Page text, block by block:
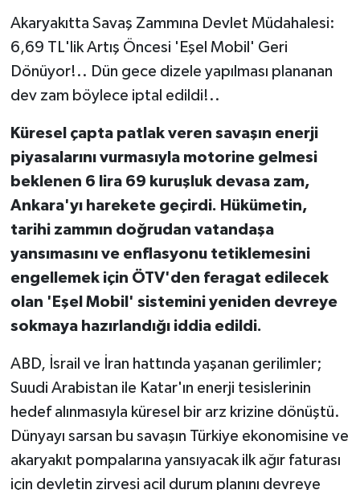
Akaryakıtta Savaş Zammına Devlet Müdahalesi:
6,69 TL'lik Artış Öncesi 'Eşel Mobil' Geri
Dönüyor!.. Dün gece dizele yapılması plananan
dev zam böylece iptal edildi!..
Küresel çapta patlak veren savaşın enerji
piyasalarını vurmasıyla motorine gelmesi
beklenen 6 lira 69 kuruşluk devasa zam,
Ankara'yı harekete geçirdi. Hükümetin,
tarihi zammın doğrudan vatandaşa
yansımasını ve enflasyonu tetiklemesini
engellemek için ÖTV'den feragat edilecek
olan 'Eşel Mobil' sistemini yeniden devreye
sokmaya hazırlandığı iddia edildi.
ABD, İsrail ve İran hattında yaşanan gerilimler;
Suudi Arabistan ile Katar'ın enerji tesislerinin
hedef alınmasıyla küresel bir arz krizine dönüştü.
Dünyayı sarsan bu savaşın Türkiye ekonomisine ve
akaryakıt pompalarına yansıyacak ilk ağır faturası
için devletin zirvesi acil durum planını devreye